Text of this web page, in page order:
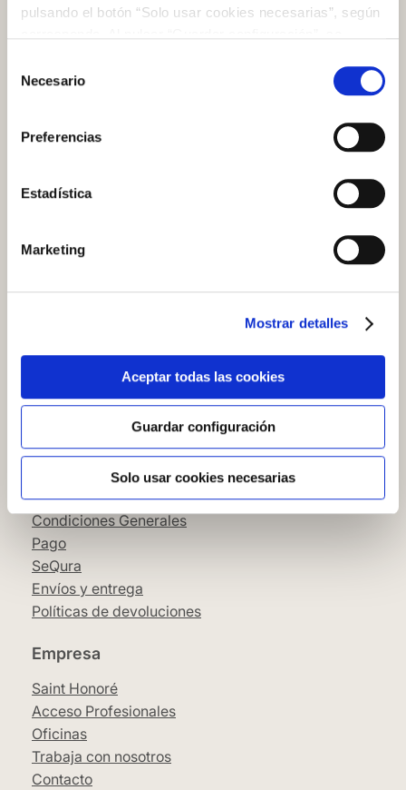
pulsando el botón “Solo usar cookies necesarias”, según
no has seleccionado ninguna opción, pulsar este botón
equivaldrá a rechazar todas las cookies. Si deseas
obtener más información consulta nuestra Política de
Cookiesaquí
Necesario
Preferencias
Estadística
Marketing
Mostrar detalles
Aceptar todas las cookies
Guardar configuración
Solo usar cookies necesarias
Atención al cliente
Cómo colocar papel pintado
Simbología del papel pintado
Cookies
Política de privacidad
Guía de compra
Aviso Legal
Condiciones Generales
Pago
SeQura
Envíos y entrega
Políticas de devoluciones
Empresa
Saint Honoré
Acceso Profesionales
Oficinas
Trabaja con nosotros
Contacto